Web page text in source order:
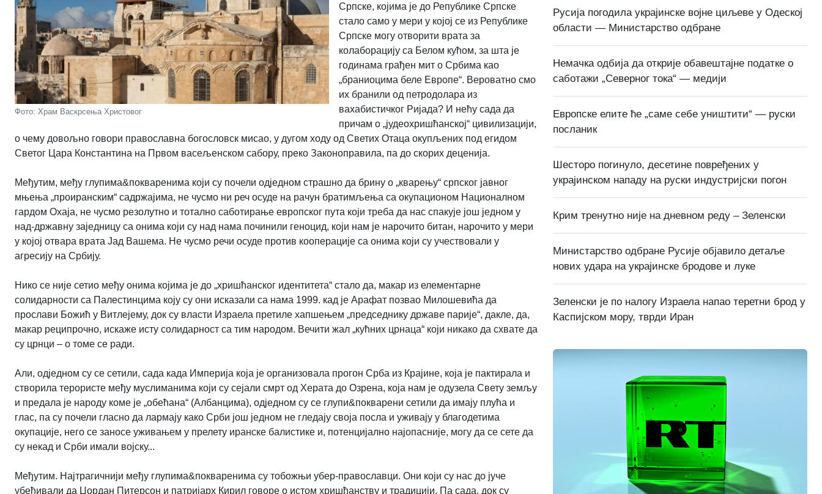
Фото: Храм Васкрсења Христовог
Српске, којима је до Републике Српске
стало само у мери у којој се из Републике
Српске могу отворити врата за
колаборацију са Белом кућом, за шта је
годинама грађен мит о Србима као
„браниоцима беле Европе“. Вероватно смо
их бранили од петродолара из
вахабистичког Ријада? И нећу сада да
причам о „јудеохришћанској“ цивилизацији,
о чему довољно говори православна богословск мисао, у дугом ходу од Светих Отаца окупљених под егидом
Светог Цара Константина на Првом васељенском сабору, преко Законоправила, па до скорих деценија.
Међутим, међу глупима&покваренима који су почели одједном страшно да брину о „кварењу“ српског јавног
мњења „проиранским“ садржајима, не чусмо ни реч осуде на рачун братимљења са окупационом Националном
гардом Охаја, не чусмо резолутно и тотално саботирање европског пута који треба да нас спакује још једном у
над-државну заједницу са онима који су над нама починили геноцид, који нам је нарочито битан, нарочито у мери
у којој отвара врата Јад Вашема. Не чусмо речи осуде против кооперације са онима који су учествовали у
агресију на Србију.
Нико се није сетио међу онима којима је до „хришћанског идентитета“ стало да, макар из елементарне
солидарности са Палестинцима коју су они исказали са нама 1999. кад је Арафат позвао Милошевића да
прослави Божић у Витлејему, док су власти Израела претиле хапшењем „председнику државе парије“, дакле, да,
макар реципрочно, искаже исту солидарност са тим народом. Вечити жал „кућних црнаца“ који никако да схвате да
су црнци – о томе се ради.
Али, одједном су се сетили, сада када Империја која је организовала прогон Срба из Крајине, која је пактирала и
створила терористе међу муслиманима који су сејали смрт од Херата до Озрена, која нам је одузела Свету земљу
и предала је народу коме је „обећана“ (Албанцима), одједном су се глупи&покварени сетили да имају плућа и
глас, па су почели гласно да лармају како Срби још једном не гледају своја посла и уживају у благодетима
окупације, него се заносе уживањем у прелету иранске балистике и, потенцијално најопасније, могу да се сете да
су некад и Срби имали војску...
Међутим. Најтрагичнији међу глупима&покваренима су тобожњи убер-православци. Они који су нас до јуче
убеђивали да Џордан Питерсон и патријарх Кирил говоре о истом хришћанству и традицији. Па сада, док су
Русија погодила украјинске војне циљеве у Одеској
области — Министарство одбране
Немачка одбија да открије обавештајне податке о
саботажи „Северног тока“ — медији
Европске елите ће „саме себе уништити“ — руски
посланик
Шесторо погинуло, десетине повређених у
украјинском нападу на руски индустријски погон
Крим тренутно није на дневном реду – Зеленски
Министарство одбране Русије објавило детаље
нових удара на украјинске бродове и луке
Зеленски је по налогу Израела напао теретни брод у
Каспијском мору, тврди Иран